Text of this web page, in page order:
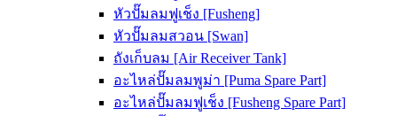
หัวปั๊มลมฟูเช็ง [Fusheng]
หัวปั๊มลมสวอน [Swan]
ถังเก็บลม [Air Receiver Tank]
อะไหล่ปั๊มลมพูม่า [Puma Spare Part]
อะไหล่ปั๊มลมฟูเช็ง [Fusheng Spare Part]